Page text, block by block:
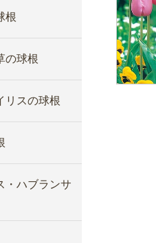
根
の球根
リスの球根
・ハブランサ